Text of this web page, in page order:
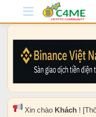
Xin chào Khách !